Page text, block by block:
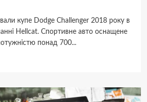
купе Dodge Challenger 2018 року в
Hellcat. Спортивне авто оснащене
понад 700...